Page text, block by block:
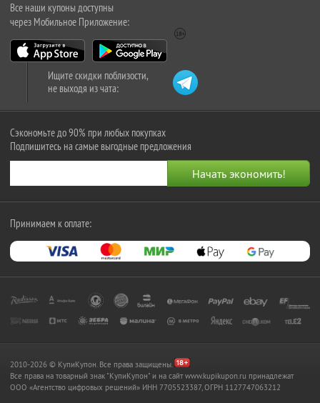
Все наши купоны доступны
через Мобильное Приложение:
Ищите скидки поблизости,
не выходя из чата:
Сэкономьте до 90% при любых покупках
Подпишитесь на самые выгодные предложения
Принимаем к оплате:
2010-2026 © КупиКупон. Все права защищены.
Все права на товарный знак "КупиКупон" и на сайт www.kupikupon.ru принадлежат
OOO «Агентство цифровых решений» ИНН 7705523387, ОГРН 1127747063212